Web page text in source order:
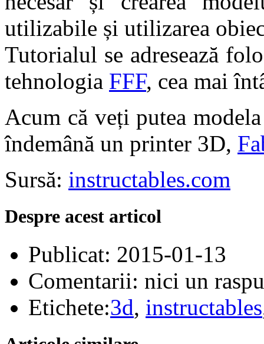
utilizabile și utilizarea
Tutorialul se adresează
tehnologia FFF, cea mai
Acum că veți putea
îndemână un printer 3D,
Sursă: instructables.com
Despre acest articol
Publicat: 2015-01-13
Comentarii: nici un
Etichete:3d, instructables